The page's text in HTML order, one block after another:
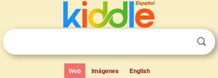
Web Imágenes English